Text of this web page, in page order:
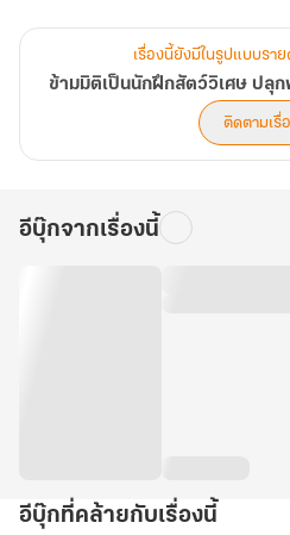
เรื่องนี้ยังมีในรูปแบบรา
ติดตามเรื่
อีบุ๊กจากเรื่องนี้
อีบุ๊กที่คล้ายกับเรื่องนี้